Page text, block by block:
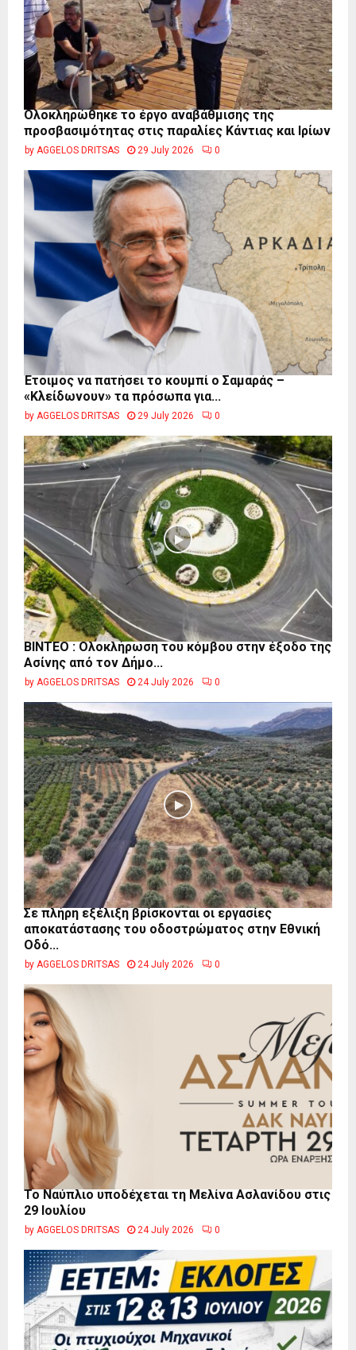
Ολοκληρώθηκε το έργο αναβάθμισης της
προσβασιμότητας στις παραλίες Κάντιας και Ιρίων
by AGGELOS DRITSAS 29 July 2026 0
Έτοιμος να πατήσει το κουμπί ο Σαμαράς –
«Κλείδωνουν» τα πρόσωπα για...
by AGGELOS DRITSAS 29 July 2026 0
ΒΙΝΤΕΟ : Ολοκλήρωση του κόμβου στην έξοδο της
Ασίνης από τον Δήμο...
by AGGELOS DRITSAS 24 July 2026 0
Σε πλήρη εξέλιξη βρίσκονται οι εργασίες
αποκατάστασης του οδοστρώματος στην Εθνική
Οδό...
by AGGELOS DRITSAS 24 July 2026 0
Το Ναύπλιο υποδέχεται τη Μελίνα Ασλανίδου στις
29 Ιουλίου
by AGGELOS DRITSAS 24 July 2026 0